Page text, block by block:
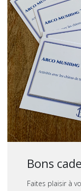
Bons
Faites plaisir à